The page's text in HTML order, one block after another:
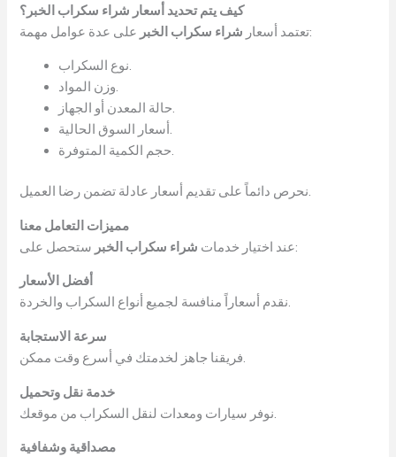
كيف يتم تحديد أسعار شراء سكراب الخبر؟
تعتمد أسعار شراء سكراب الخبر على عدة عوامل مهمة:
نوع السكراب.
وزن المواد.
حالة المعدن أو الجهاز.
أسعار السوق الحالية.
حجم الكمية المتوفرة.
نحرص دائماً على تقديم أسعار عادلة تضمن رضا العميل.
مميزات التعامل معنا
عند اختيار خدمات شراء سكراب الخبر ستحصل على:
أفضل الأسعار
نقدم أسعاراً منافسة لجميع أنواع السكراب والخردة.
سرعة الاستجابة
فريقنا جاهز لخدمتك في أسرع وقت ممكن.
خدمة نقل وتحميل
نوفر سيارات ومعدات لنقل السكراب من موقعك.
مصداقية وشفافية